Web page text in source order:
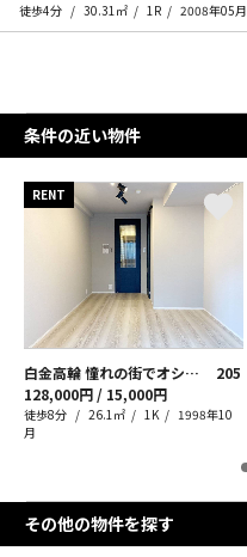
徒歩4分 30.31㎡ 1R 2008年05月
条件の近い物件
RENT
白金高輪 憧れの街でオシャレに暮らす
205
128,000円 / 15,000円
徒歩8分 26.1㎡ 1K
1998年10
月
その他の物件を探す